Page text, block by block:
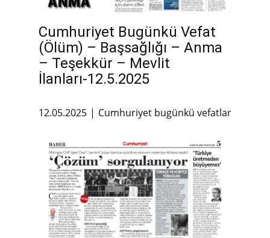
Cumhuriyet Bugünkü Vefat
(Ölüm) – Başsağlığı – Anma
– Teşekkür – Mevlit
İlanları-12.5.2025
12.05.2025 Cumhuriyet bugünkü vefatlar